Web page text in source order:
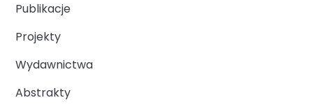
Publikacje
Projekty
Wydawnictwa
Abstrakty